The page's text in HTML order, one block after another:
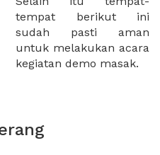
kegiatan demo masak.